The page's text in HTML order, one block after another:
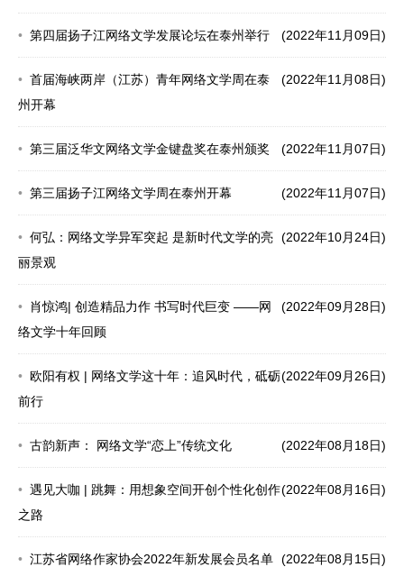
(2022年11月09日)
第四届扬子江网络文学发展论坛在泰州举行
(2022年11月08日)
首届海峡两岸（江苏）青年网络文学周在泰
州开幕
(2022年11月07日)
第三届泛华文网络文学金键盘奖在泰州颁奖
(2022年11月07日)
第三届扬子江网络文学周在泰州开幕
(2022年10月24日)
何弘：网络文学异军突起 是新时代文学的亮
丽景观
(2022年09月28日)
肖惊鸿| 创造精品力作 书写时代巨变 ——网
络文学十年回顾
(2022年09月26日)
欧阳有权 | 网络文学这十年：追风时代，砥砺
前行
(2022年08月18日)
古韵新声： 网络文学“恋上”传统文化
(2022年08月16日)
遇见大咖 | 跳舞：用想象空间开创个性化创作
之路
(2022年08月15日)
江苏省网络作家协会2022年新发展会员名单